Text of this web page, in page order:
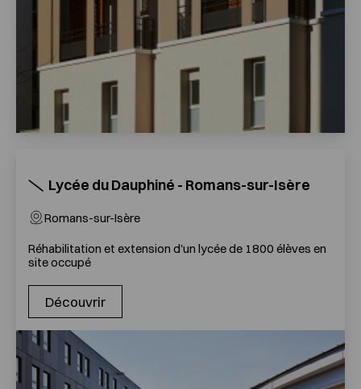
Lycée du Dauphiné - Romans-sur-Isère
Romans-sur-Isère
Réhabilitation et extension d'un lycée de 1800 élèves en
site occupé
Découvrir